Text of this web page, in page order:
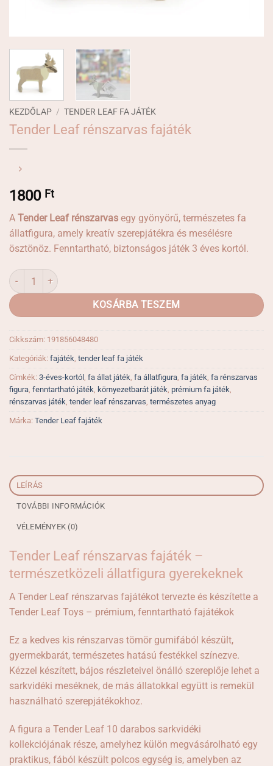
KEZDŐLAP / TENDER LEAF FA JÁTÉK
Tender Leaf rénszarvas fajáték
1800 Ft
A Tender Leaf rénszarvas egy gyönyörű, természetes fa
állatfigura, amely kreatív szerepjátékra és mesélésre
ösztönöz. Fenntartható, biztonságos játék 3 éves kortól.
Tender Leaf rénszarvas fajáték mennyiség
KOSÁRBA TESZEM
Cikkszám: 191856048480
Kategóriák: fajáték, tender leaf fa játék
Címkék: 3-éves-kortól , fa állat játék, fa állatfigura, fa játék, fa rénszarvas
figura, fenntartható játék, környezetbarát játék, prémium fa játék,
rénszarvas játék, tender leaf rénszarvas, természetes anyag
Márka: Tender Leaf fajáték
LEÍRÁS
TOVÁBBI INFORMÁCIÓK
VÉLEMÉNYEK (0)
Tender Leaf rénszarvas fajáték –
természetközeli állatfigura gyerekeknek
A Tender Leaf rénszarvas fajátékot tervezte és készítette a
Tender Leaf Toys – prémium, fenntartható fajátékok
Ez a kedves kis rénszarvas tömör gumifából készült,
gyermekbarát, természetes hatású festékkel színezve.
Kézzel készített, bájos részleteivel önálló szereplője lehet a
sarkvidéki meséknek, de más állatokkal együtt is remekül
használható szerepjátékokhoz.
A figura a Tender Leaf 10 darabos sarkvidéki
kollekciójának része, amelyhez külön megvásárolható egy
praktikus, fából készült polcos egység is, amelyben az